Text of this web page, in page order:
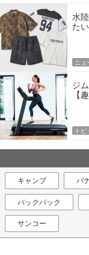
水
た
ニュ
ジ
【
トピ
キャンプ パ
バックパック
サンコー